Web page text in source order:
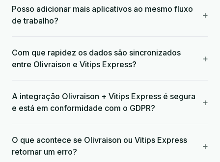
Posso adicionar mais aplicativos ao mesmo fluxo
de trabalho?
+
Com que rapidez os dados são sincronizados
entre Olivraison e Vitips Express?
+
A integração Olivraison + Vitips Express é segura
e está em conformidade com o GDPR?
+
O que acontece se Olivraison ou Vitips Express
retornar um erro?
+